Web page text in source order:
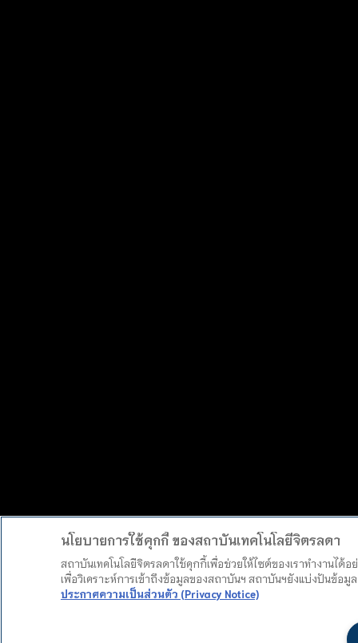
นโยบายการใช้คุกกี้ ของสถาบันเทคโนโลยีจิตรลดา
สถาบันเทคโนโลยีจิตรลดาใช้คุกกี้เพื่อช่วยให้ไซต์ของเราทำงานไ
เพื่อวิเคราะห์การเข้าถึงข้อมูลของสถาบันฯ สถาบันฯยังแบ่งปันข้อ
ประกาศความเป็นส่วนตัว (Privacy Notice)